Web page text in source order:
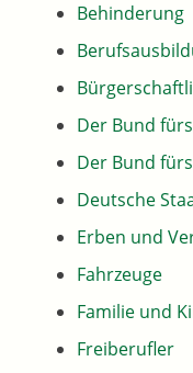
Behinderung
Der Bund
Der Bund
Deutsche
Erben und
Fahrzeuge
Familie und
Freiberufler